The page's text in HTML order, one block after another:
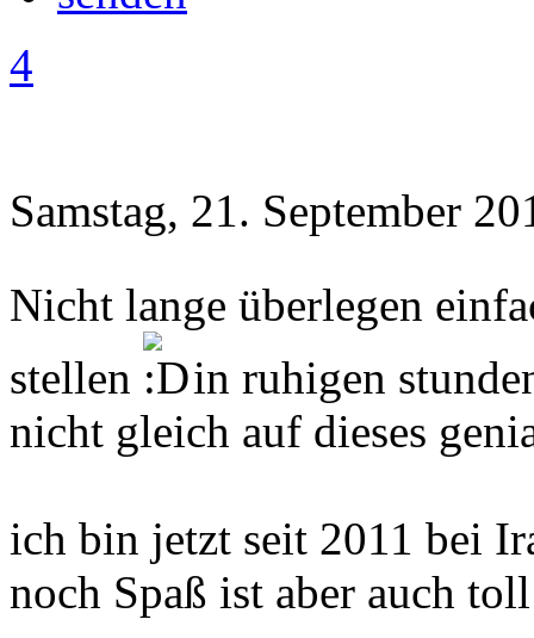
4
Samstag, 21. September
Nicht lange überlegen
stellen
in ruhigen
nicht gleich auf dieses
ich bin jetzt seit 2011 bei
noch Spaß ist aber auch